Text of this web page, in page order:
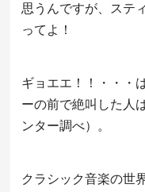
思うんですが、ステ
ってよ！
ギョエエ！！・・・
ーの前で絶叫した人
ンター調べ）。
クラシック音楽の世